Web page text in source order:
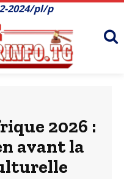
2024/pl/p
2026 :
avant la